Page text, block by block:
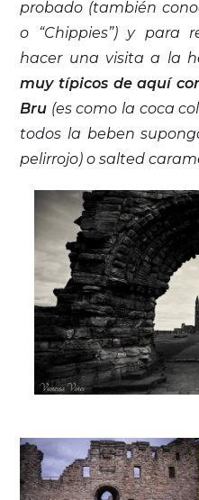
probado (también
o “Chippies”) y para
hacer una visita a la
muy típicos de aquí
Bru (es como la coca
todos la beben
pelirrojo) o salted